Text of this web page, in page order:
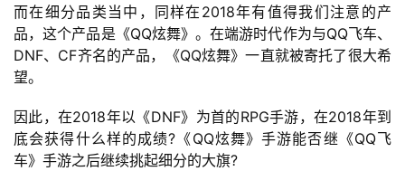
机
游
戏
闲
游
戏
而在细分品类当中，同样在2018年有值得我们注意的产
品，这个产品是《QQ炫舞》。在端游时代作为与QQ飞车、
DNF、CF齐名的产品，《QQ炫舞》一直就被寄托了很大希
望。
因此，在2018年以《DNF》为首的RPG手游，在2018年到
底会获得什么样的成绩?《QQ炫舞》手游能否继《QQ飞
车》手游之后继续挑起细分的大旗?